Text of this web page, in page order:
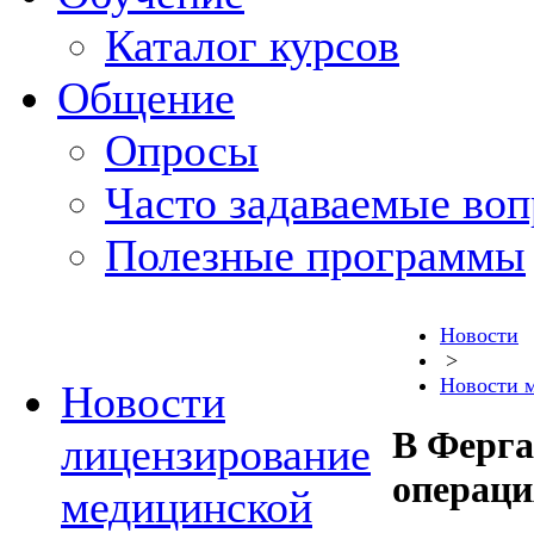
Каталог курсов
Общение
Опросы
Часто задаваемые
Полезные программы
Новости
лицензирование
медицинской
Новости
>
Новости
В